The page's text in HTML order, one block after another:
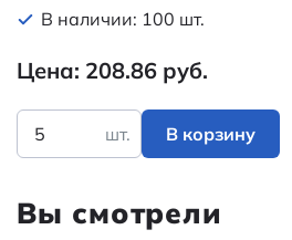
В наличии: 100 шт.
Цена: 208.86 руб.
шт. В корзину
Вы смотрели